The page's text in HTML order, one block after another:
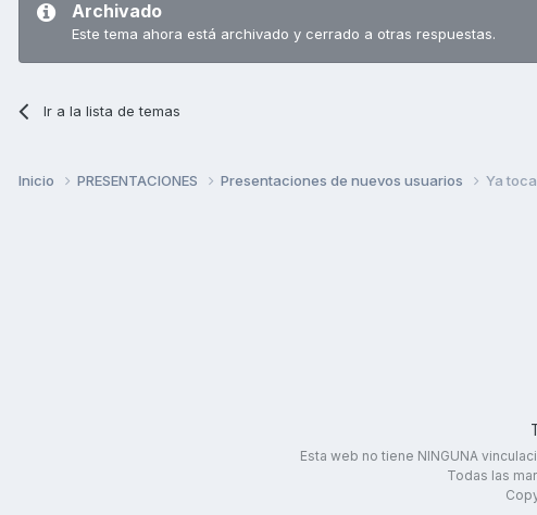
Archivado
Este tema ahora está archivado y cerrado a otras respuestas.
Ir a la lista de temas
Inicio PRESENTACIONES Presentaciones de nuevos usuarios Ya
Esta web no tiene NINGUNA
Todas las